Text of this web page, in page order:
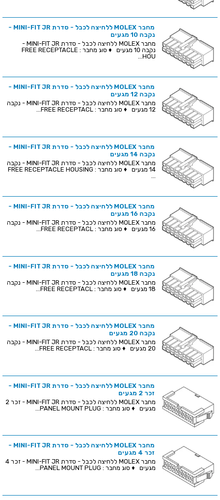
מחבר MOLEX ללחיצה לכבל - סדרת MINI-FIT JR -
נקבה 10 מגעים
מחבר MOLEX ללחיצה לכבל - סדרת MINI-FIT JR -
נקבה 10 מגעים ♦ סוג מחבר : FREE RECEPTACLE
HOU...
מחבר MOLEX ללחיצה לכבל - סדרת MINI-FIT JR -
נקבה 12 מגעים
מחבר MOLEX ללחיצה לכבל - סדרת MINI-FIT JR - נקבה
12 מגעים ♦ סוג מחבר : FREE RECEPTACL...
מחבר MOLEX ללחיצה לכבל - סדרת MINI-FIT JR -
נקבה 14 מגעים
מחבר MOLEX ללחיצה לכבל - סדרת MINI-FIT JR - נקבה
14 מגעים ♦ סוג מחבר : FREE RECEPTACLE HOUSING
מחבר MOLEX ללחיצה לכבל - סדרת MINI-FIT JR -
נקבה 16 מגעים
מחבר MOLEX ללחיצה לכבל - סדרת MINI-FIT JR - נקבה
16 מגעים ♦ סוג מחבר : FREE RECEPTACL...
מחבר MOLEX ללחיצה לכבל - סדרת MINI-FIT JR -
נקבה 18 מגעים
מחבר MOLEX ללחיצה לכבל - סדרת MINI-FIT JR - נקבה
18 מגעים ♦ סוג מחבר : FREE RECEPTACL...
מחבר MOLEX ללחיצה לכבל - סדרת MINI-FIT JR -
נקבה 20 מגעים
מחבר MOLEX ללחיצה לכבל - סדרת MINI-FIT JR - נקבה
20 מגעים ♦ סוג מחבר : FREE RECEPTACL...
מחבר MOLEX ללחיצה לכבל - סדרת MINI-FIT JR -
זכר 2 מגעים
מחבר MOLEX ללחיצה לכבל - סדרת MINI-FIT JR - זכר 2
מגעים ♦ סוג מחבר : PANEL MOUNT PLUG...
מחבר MOLEX ללחיצה לכבל - סדרת MINI-FIT JR -
זכר 4 מגעים
מחבר MOLEX ללחיצה לכבל - סדרת MINI-FIT JR - זכר 4
מגעים ♦ סוג מחבר : PANEL MOUNT PLUG...